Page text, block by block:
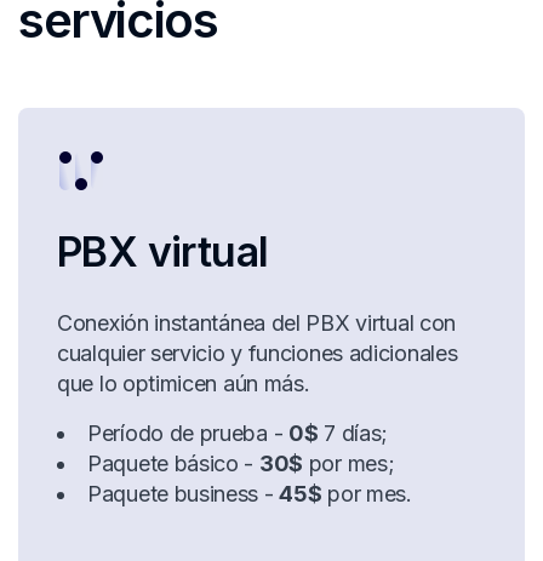
servicios
PBX virtual
Conexión instantánea del PBX virtual con
cualquier servicio y funciones adicionales
que lo optimicen aún más.
Período de prueba - 0$ 7 días;
Paquete básico - 30$ por mes;
Paquete business -45$ por mes.